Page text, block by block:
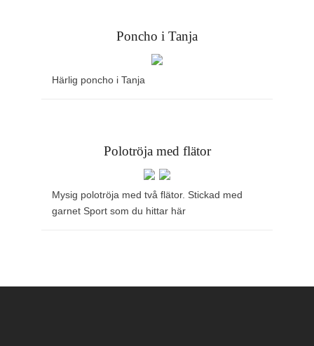
Poncho i Tanja
Härlig poncho i Tanja
Polotröja med flätor
Mysig polotröja med två flätor. Stickad med
garnet Sport som du hittar här